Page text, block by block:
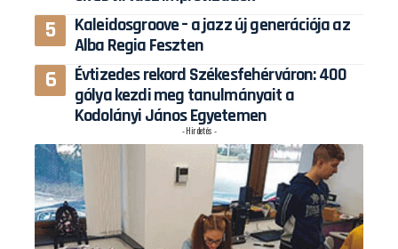
Kaleidosgroove – a jazz új generációja az
Alba Regia Feszten
Évtizedes rekord Székesfehérváron: 400
gólya kezdi meg tanulmányait a
Kodolányi János Egyetemen
- Hirdetés -